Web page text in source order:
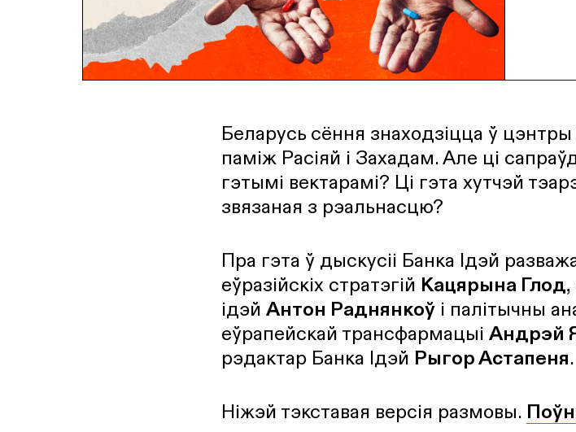
Беларусь сёння знаходзіцца ў
паміж Расіяй і Захадам. Але ці
гэтымі вектарамі? Ці гэта хутчэй
звязаная з рэальнасцю?
Пра гэта ў дыскусіі Банка Ідэй
еўразійскіх стратэгій Кацярына Глод
ідэй Антон Раднянкоў і палітычны
еўрапейскай трансфармацыі Андрэй
рэдактар Банка Ідэй Рыгор Астапеня.
Ніжэй тэкставая версія размовы.